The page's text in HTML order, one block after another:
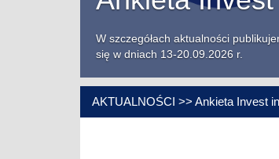
W szczegółach aktualności
się w dniach 13-20.09.2026 r.
AKTUALNOŚCI >> Ankieta Invest